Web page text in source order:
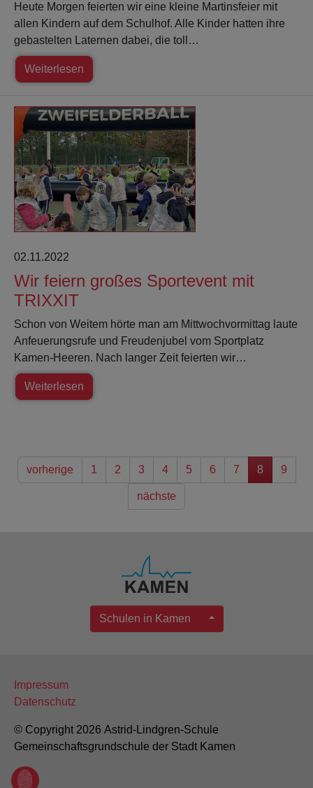
Heute Morgen feierten wir eine kleine Martinsfeier mit
allen Kindern auf dem Schulhof. Alle Kinder hatten ihre
gebastelten Laternen dabei, die toll…
Weiterlesen
02.11.2022
Wir feiern großes Sportevent mit
TRIXXIT
Schon von Weitem hörte man am Mittwochvormittag laute
Anfeuerungsrufe und Freudenjubel vom Sportplatz
Kamen-Heeren. Nach langer Zeit feierten wir…
Weiterlesen
vorherige 1 2 3 4 5 6 7 8 9
nächste
Schulen in Kamen
Impressum
Datenschutz
© Copyright 2026 Astrid-Lindgren-Schule
Gemeinschaftsgrundschule der Stadt Kamen